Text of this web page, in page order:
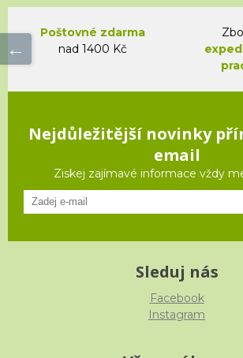
Poštovné zdarma
nad 1400 Kč
Nejdůležitější novinky
email
Ziskej zajímavé informace vždy
Sleduj nás
Facebook
Instagram